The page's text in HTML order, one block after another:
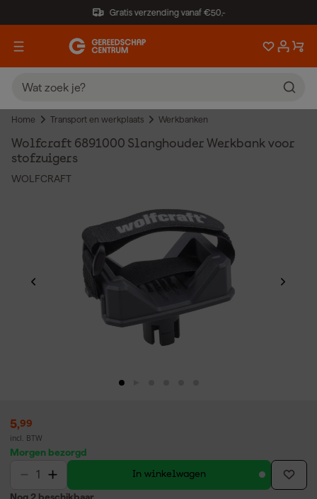
Gratis verzending vanaf €50,-
Home Transport en werkplaats Werkbanken
Wolfcraft 6891000 Slanghouder Werkbank voor
stofzuigers
WOLFCRAFT
5,99
incl. BTW
Morgen bezorgd
In winkelwagen
Nog 2 beschikbaar